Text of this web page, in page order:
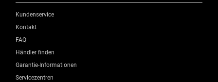
Kundenservice
Kontakt
FAQ
Händler finden
Garantie-Informationen
Servicezentren